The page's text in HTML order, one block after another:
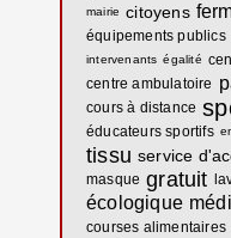
mairie citoyens
équipements publics
intervenants égalité
centre ambulatoire
cours à distance
éducateurs sportifs
tissu service
masque gratuit
écologique
courses alimentaires